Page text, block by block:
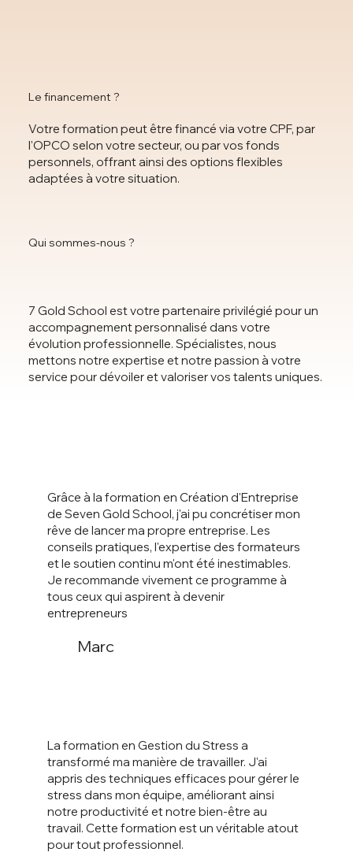
Qui sommes-nous ?
Le financement ?
Votre formation peut être financé via votre CPF, par
l'OPCO selon votre secteur, ou par vos fonds
personnels, offrant ainsi des options flexibles
adaptées à votre situation.
7 Gold School est votre partenaire privilégié pour un
accompagnement personnalisé dans votre
évolution professionnelle. Spécialistes, nous
mettons notre expertise et notre passion à votre
service pour dévoiler et valoriser vos talents uniques.
Grâce à la formation en Création d'Entreprise
de Seven Gold School, j'ai pu concrétiser mon
rêve de lancer ma propre entreprise. Les
conseils pratiques, l'expertise des formateurs
et le soutien continu m'ont été inestimables.
Je recommande vivement ce programme à
tous ceux qui aspirent à devenir
entrepreneurs
Marc
La formation en Gestion du Stress a
transformé ma manière de travailler. J'ai
appris des techniques efficaces pour gérer le
stress dans mon équipe, améliorant ainsi
notre productivité et notre bien-être au
travail. Cette formation est un véritable atout
pour tout professionnel.